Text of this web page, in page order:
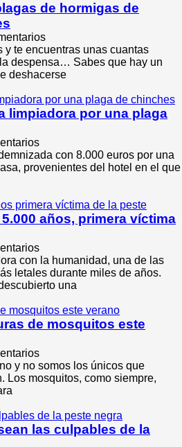
de hormigas de
y te encuentras unas cuantas
despensa… Sabes que hay un
deshacerse
limpiadora por una plaga
con 8.000 euros por una
provenientes del hotel en el que
años, primera víctima
con la humanidad, una de las
letales durante miles de años.
una
de mosquitos este
y no somos los únicos que
Los mosquitos, como siempre,
las culpables de la